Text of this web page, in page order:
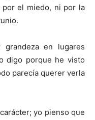
el miedo, ni por la
en lugares
digo porque he visto
parecía querer verla
yo pienso que